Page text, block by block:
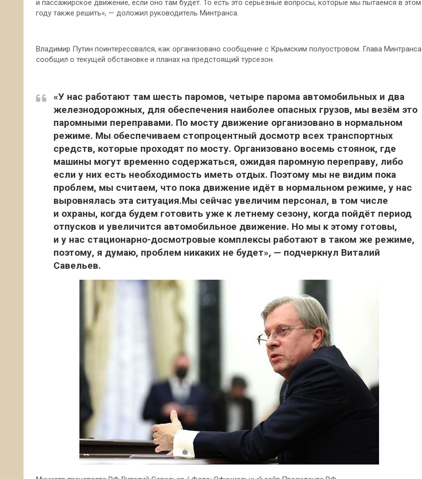
и пассажирское движение, если оно там будет. То есть это серьёзные вопросы, которые мы пытаемся в этом
году также решить», — доложил руководитель Минтранса.
Владимир Путин поинтересовался, как организовано сообщение с Крымским полуостровом. Глава Минтранса
сообщил о текущей обстановке и планах на предстоящий турсезон.
«У нас работают там шесть паромов, четыре парома автомобильных и два
железнодорожных, для обеспечения наиболее опасных грузов, мы везём это
паромными переправами. По мосту движение организовано в нормальном
режиме. Мы обеспечиваем стопроцентный досмотр всех транспортных
средств, которые проходят по мосту. Организовано восемь стоянок, где
машины могут временно содержаться, ожидая паромную переправу, либо
если у них есть необходимость иметь отдых. Поэтому мы не видим пока
проблем, мы считаем, что пока движение идёт в нормальном режиме, у нас
выровнялась эта ситуация.Мы сейчас увеличим персонал, в том числе
и охраны, когда будем готовить уже к летнему сезону, когда пойдёт период
отпусков и увеличится автомобильное движение. Но мы к этому готовы,
и у нас стационарно-досмотровые комплексы работают в таком же режиме,
поэтому, я думаю, проблем никаких не будет», — подчеркнул Виталий
Савельев.